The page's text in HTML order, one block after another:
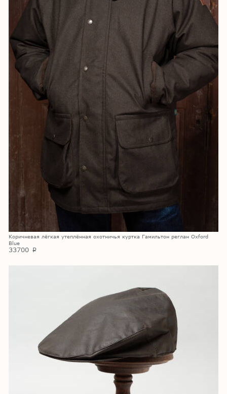
Коричневая лёгкая утеплённая охотничья куртка Гамильтон реглан Oxford
Blue
33700 p